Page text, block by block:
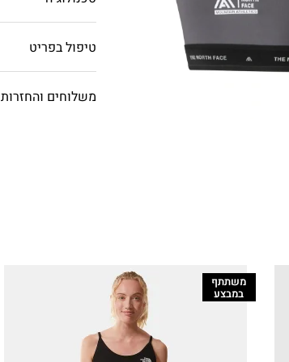
טיפול בפריט
משלוחים והחזרות
משתתף
במבצע